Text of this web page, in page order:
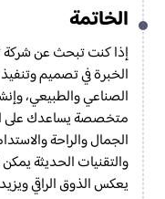
الخاتمة
إذا كنت تبحث عن
الخبرة في تصميم
الصناعي والطبيعي،
متخصصة يساعدك على
الجمال والراحة
والتقنيات الحديثة
يعكس الذوق الراقي